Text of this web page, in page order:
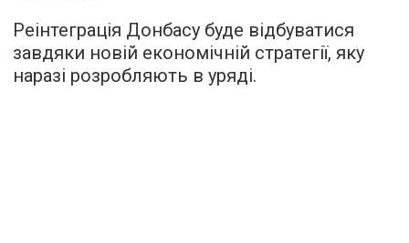
Реінтеграція Донбасу буде відбуватися
завдяки новій економічній стратегії, яку
наразі розробляють в уряді.